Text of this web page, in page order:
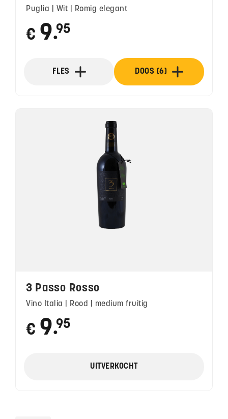
puglia | Wit | Romig elegant
€ 9●
95
FLES DOOS (6)
3 Passo Rosso
Vino Italia | Rood | medium fruitig
€ 9●
95
UITVERKOCHT